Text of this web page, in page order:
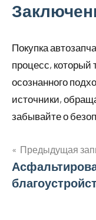
Покупка
процесс, который
осознанного
источники,
забывайте о
по
Предыдущая